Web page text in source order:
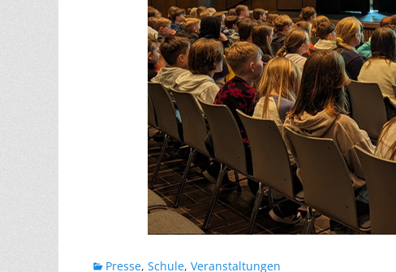
Kategorien
Presse, Schule, Veranstaltungen